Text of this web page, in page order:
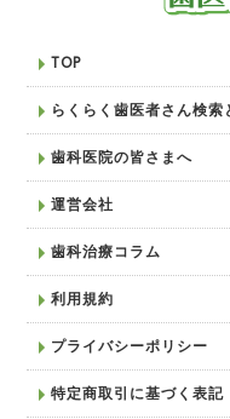
TOP
らくらく歯医者さん検索
歯科医院の皆さまへ
運営会社
歯科治療コラム
利用規約
プライバシーポリシー
特定商取引に基づく表記